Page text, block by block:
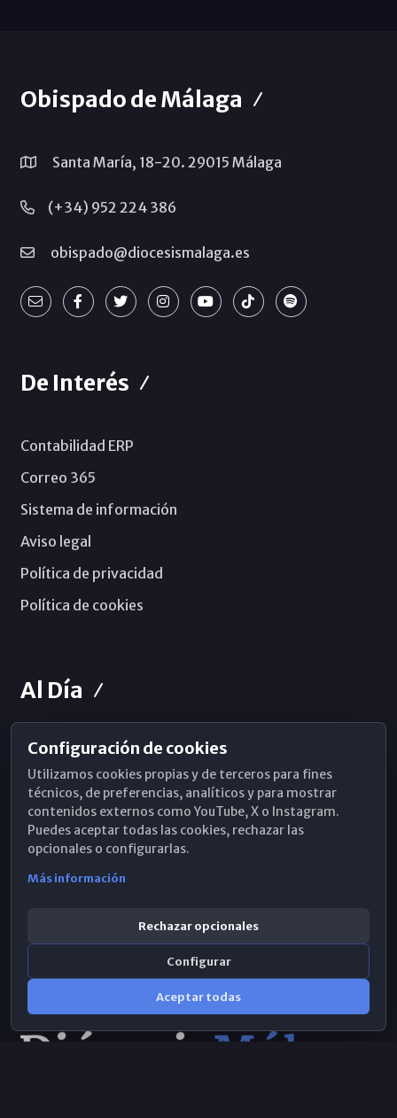
Obispado de Málaga
Santa María, 18-20. 29015 Málaga
(+34) 952 224 386
obispado@diocesismalaga.es
De Interés
Contabilidad ERP
Correo 365
Sistema de información
Aviso legal
Política de privacidad
Política de cookies
Al Día
Horarios de Misa
Hemeroteca
WhatsApp
Configuración de cookies
Utilizamos cookies propias y de terceros para fines
técnicos, de preferencias, analíticos y para mostrar
contenidos externos como YouTube, X o Instagram.
Puedes aceptar todas las cookies, rechazar las
opcionales o configurarlas.
Más información
Rechazar opcionales
Configurar
Aceptar todas